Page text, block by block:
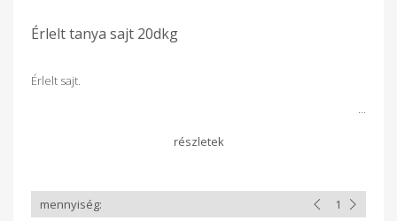
Érlelt tanya sajt 20dkg
Érlelt sajt.